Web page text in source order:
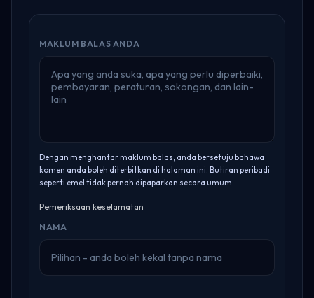
MAKLUM BALAS ANDA
Dengan menghantar maklum balas, anda bersetuju bahawa
komen anda boleh diterbitkan di halaman ini. Butiran peribadi
seperti emel tidak pernah dipaparkan secara umum.
Pemeriksaan keselamatan
NAMA